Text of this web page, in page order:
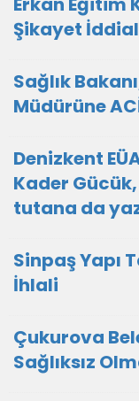
Şikayet
Sağlık
Müdürüne
Denizkent
Kader
tutana da
Sinpaş Yapı
İhlali
Çukurova
Sağlıksız